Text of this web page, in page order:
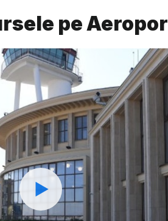
pe
Watch